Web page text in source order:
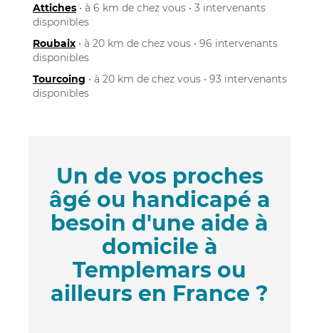
Attiches • à 6 km de chez vous • 3 intervenants
disponibles
Roubaix • à 20 km de chez vous • 96 intervenants
disponibles
Tourcoing • à 20 km de chez vous • 93 intervenants
disponibles
Un de vos proches
âgé ou handicapé a
besoin d'une aide à
domicile à
Templemars ou
ailleurs en France ?